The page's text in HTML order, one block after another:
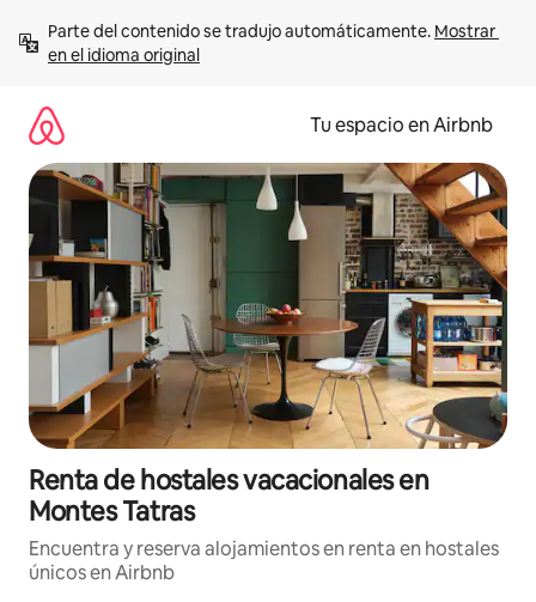
contenido
Parte del contenido se tradujo automáticamente. Mostrar
en el idioma original
Tu espacio en Airbnb
Renta de hostales vacacionales en
Montes Tatras
Encuentra y reserva alojamientos en renta en hostales
únicos en Airbnb